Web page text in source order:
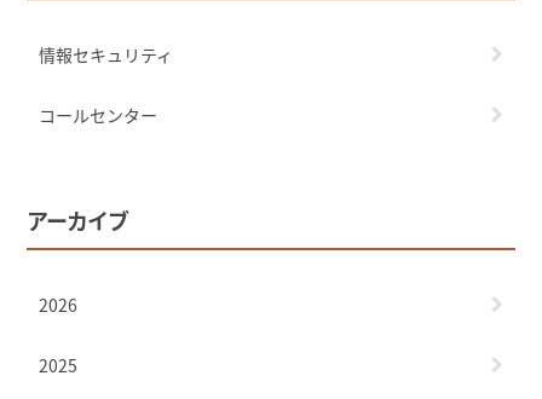
情報セキュリティ
コールセンター
アーカイブ
2026
2025